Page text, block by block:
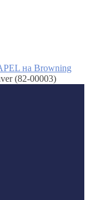
на Browning
(82-00003)